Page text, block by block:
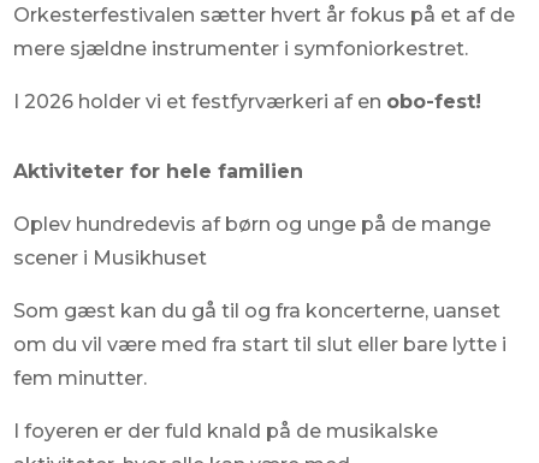
Orkesterfestivalen sætter hvert år fokus på et af de
mere sjældne instrumenter i symfoniorkestret.
I 2026 holder vi et festfyrværkeri af en obo-fest!
Aktiviteter for hele familien
Oplev hundredevis af børn og unge på de mange
scener i Musikhuset
Som gæst kan du gå til og fra koncerterne, uanset
om du vil være med fra start til slut eller bare lytte i
fem minutter.
I foyeren er der fuld knald på de musikalske